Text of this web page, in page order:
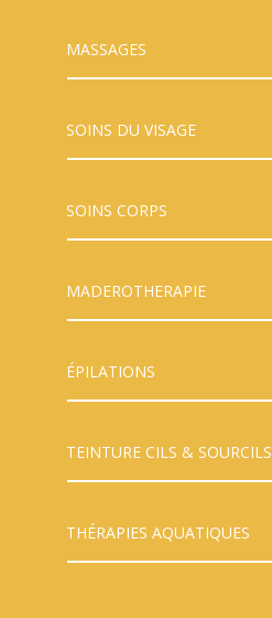
MASSAGES
SOINS DU VISAGE
SOINS CORPS
MADEROTHERAPIE
ÉPILATIONS
TEINTURE CILS & SOURCILS
THÉRAPIES AQUATIQUES